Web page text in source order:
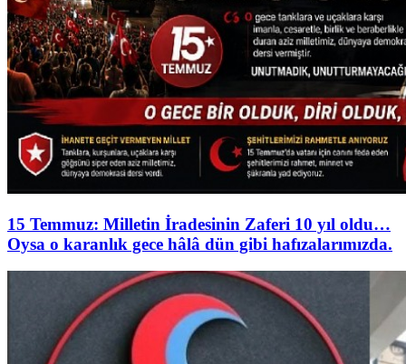
15 Temmuz: Milletin İradesinin Zaferi 10 yıl oldu…
Oysa o karanlık gece hâlâ dün gibi hafızalarımızda.